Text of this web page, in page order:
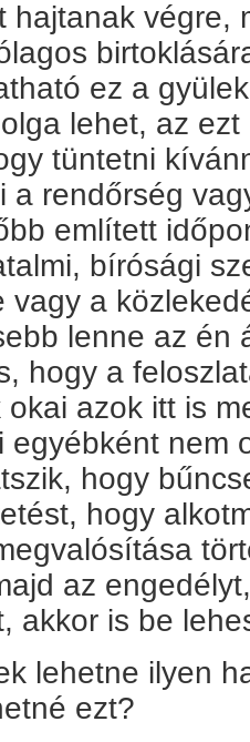
hajtanak végre,
ez a
lehet, az
tüntetni
a rendőrség
említett
bírósági
vagy a
lenne az én
hogy a
azok itt is
egyébként nem
hogy
hogy
az
akkor is be
lehetne ilyen
ezt?